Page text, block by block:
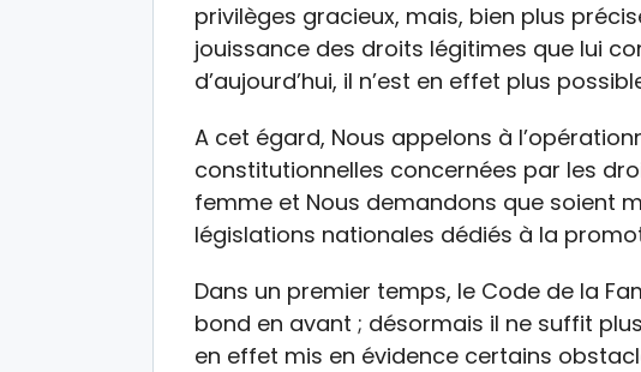
privilèges gracieux, mais, bien plus
jouissance des droits légitimes que lui
d’aujourd’hui, il n’est en effet plus
A cet égard, Nous appelons à
constitutionnelles concernées par les
femme et Nous demandons que soient
législations nationales dédiés à la
Dans un premier temps, le Code de la
bond en avant ; désormais il ne suffit
en effet mis en évidence certains